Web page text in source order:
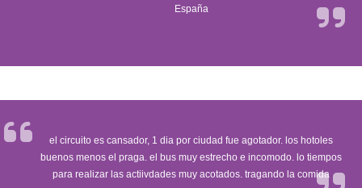
España
el circuito es cansador, 1 dia por ciudad fue agotador. los hotoles
buenos menos el praga. el bus muy estrecho e incomodo. lo tiempos
para realizar las actiivdades muy acotados. tragando la comida